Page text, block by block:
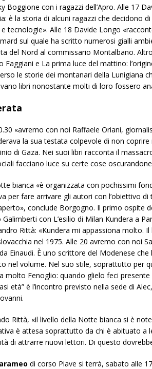
Boggione con i ragazzi dell’Apro. Alle 17
è la storia di alcuni ragazzi che decidono
tecnologie». Alle 18 Davide Longo
sul quale ha scritto numerosi gialli
del Nord al commissario Montalbano.
Faggiani e La prima luce del mattino:
le storie dei montanari della Lunigiana
libri nonostante molti di loro fossero
«avremo con noi Raffaele Oriani,
la sua testata colpevole di non
di Gaza. Nei suoi libri racconta il
facciano luce su certe cose
bianca «è organizzata con pochissimi
per fare arrivare gli autori con l’obiettivo
conclude Borgogno. Il primo ospite
Galimberti con L’esilio di Milan Kundera a
Rittà: «Kundera mi appassiona molto.
nel 1975. Alle 20 avremo con noi
Einaudi. È uno scrittore del Modenese
nel volume. Nel suo stile, soprattutto per
molto Fenoglio: quando glielo feci
età” è l’incontro previsto nella sede di
Rittà, «il livello della Notte bianca si è
è attesa soprattutto da chi è abituato
di attrarre nuovi lettori. Di questo
di corso Piave si terrà, sabato alle